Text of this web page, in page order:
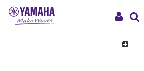
My
Toggle